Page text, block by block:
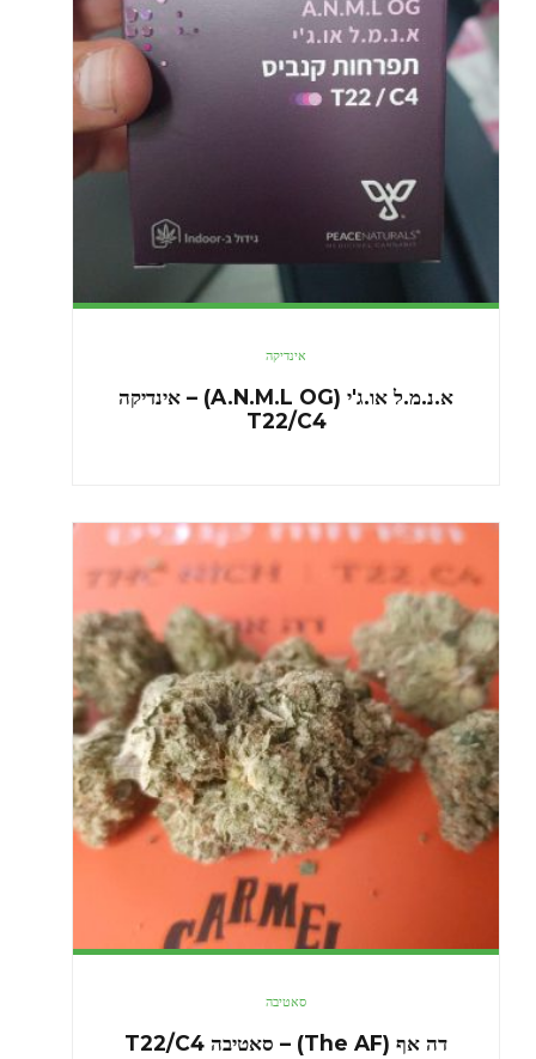
אינדיקה
א.נ.מ.ל או.ג'י (A.N.M.L OG) – אינדיקה
T22/C4
סאטיבה
דה אף (The AF) – סאטיבה T22/C4